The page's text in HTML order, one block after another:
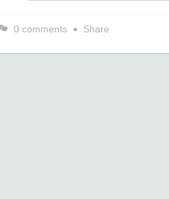
0 comments Share